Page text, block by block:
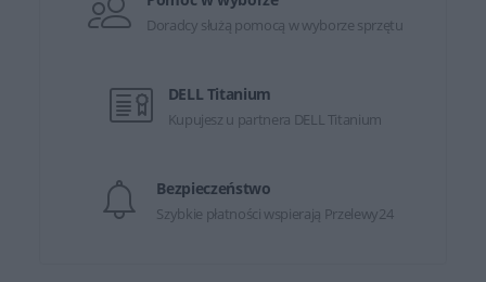
Doradcy służą pomocą w wyborze sprzętu
DELL Titanium
Kupujesz u partnera DELL Titanium
Bezpieczeństwo
Szybkie płatności wspierają Przelewy24